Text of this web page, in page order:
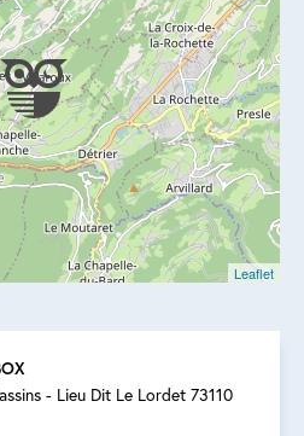
Leaflet
- Lieu Dit Le Lordet 73110